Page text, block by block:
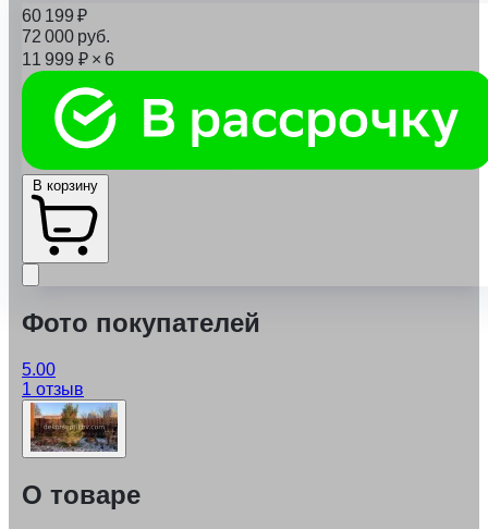
60 199 ₽
72 000 руб.
11 999 ₽ × 6
Фото покупателей
5.00
1 отзыв
О товаре